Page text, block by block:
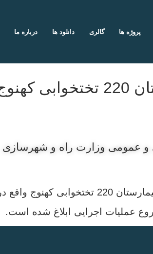
پروژه ها گالری دانلود ها درباره ما
و عمومی وزارت راه و شهرسازی